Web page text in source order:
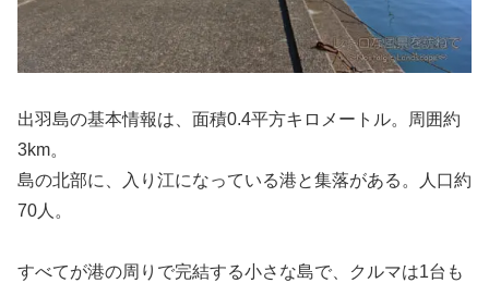
出羽島の基本情報は、面積0.4平方キロメートル。周囲約
3km。
島の北部に、入り江になっている港と集落がある。人口約
70人。
すべてが港の周りで完結する小さな島で、クルマは1台も